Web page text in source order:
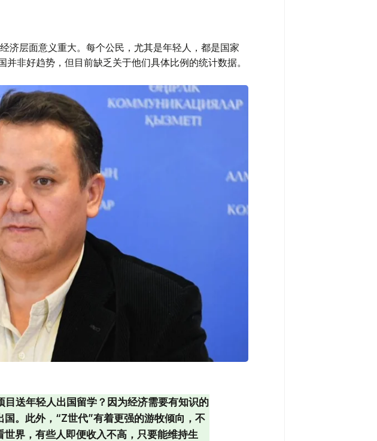
济层面意义重大。每个公民，尤其是年轻人，都是国家
非好趋势，但目前缺乏关于他们具体比例的统计数据。
送年轻人出国留学？因为经济需要有知识的
。此外，“Z世代”有着更强的游牧倾向，不
界，有些人即便收入不高，只要能维持生